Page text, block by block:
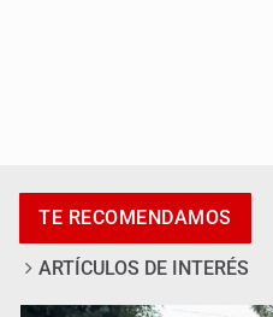
Asesinan a tres luego de
TE RECOMENDAMOS
ARTÍCULOS DE INTERÉS